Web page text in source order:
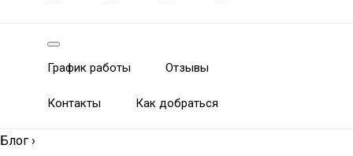
График работы Отзывы
Контакты Как добраться
Блог ›